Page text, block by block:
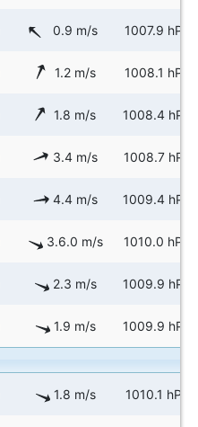
0.9 m/s 1007.9 hPa
1.2 m/s 1008.1 hPa
1.8 m/s 1008.4 hPa
3.4 m/s 1008.7 hPa
4.4 m/s 1009.4 hPa
3.6.0 m/s 1010.0 hPa
2.3 m/s 1009.9 hPa
1.9 m/s 1009.9 hPa
1.8 m/s 1010.1 hPa